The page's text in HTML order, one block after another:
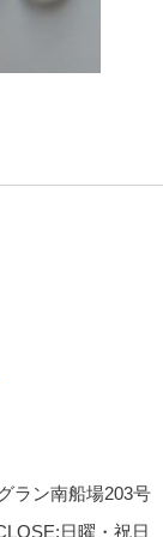
ラン南船場203号
日曜・祝日